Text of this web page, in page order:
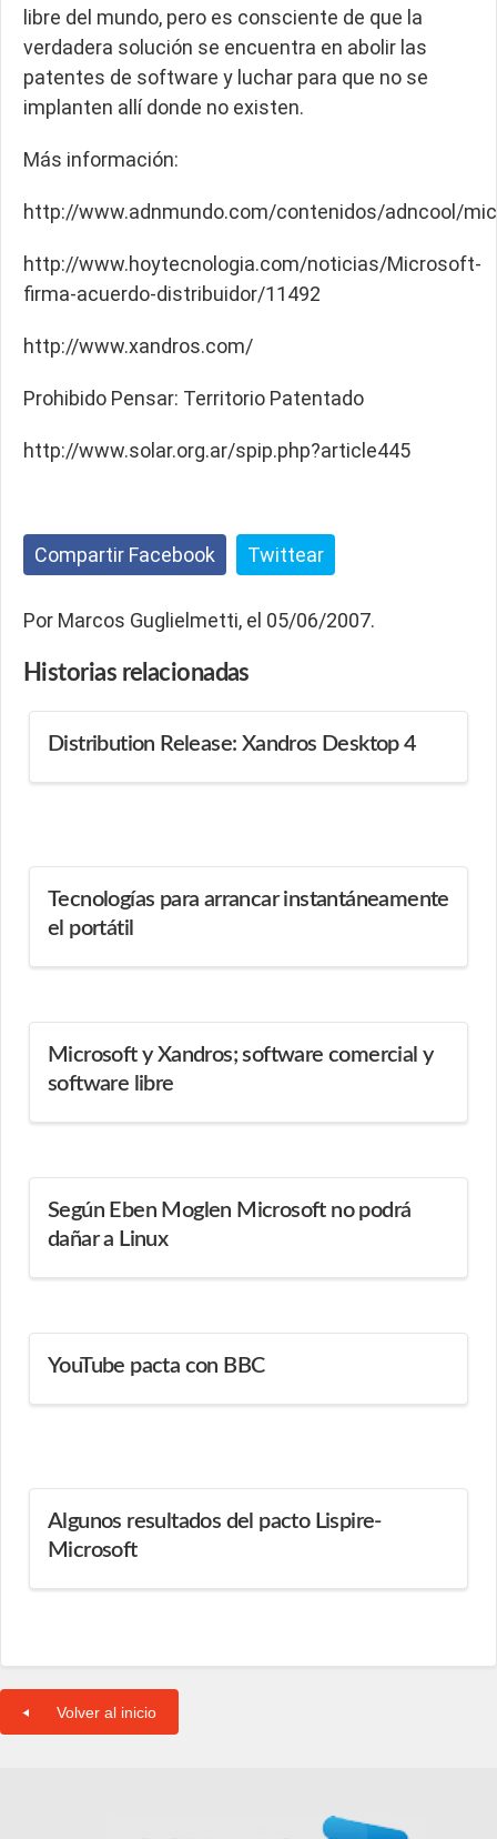
libre del mundo, pero es consciente de que la
verdadera solución se encuentra en abolir las
patentes de software y luchar para que no se
implanten allí donde no existen.
Más información:
http://www.adnmundo.com/contenidos/adncool/
http://www.hoytecnologia.com/noticias/Microsoft-
firma-acuerdo-distribuidor/11492
http://www.xandros.com/
Prohibido Pensar: Territorio Patentado
http://www.solar.org.ar/spip.php?article445
Compartir Facebook Twittear
Por Marcos Guglielmetti, el 05/06/2007.
Historias relacionadas
Distribution Release: Xandros Desktop 4
Tecnologías para arrancar instantáneamente
el portátil
Microsoft y Xandros; software comercial y
software libre
Según Eben Moglen Microsoft no podrá
dañar a Linux
YouTube pacta con BBC
Algunos resultados del pacto Lispire-
Microsoft
Volver al inicio